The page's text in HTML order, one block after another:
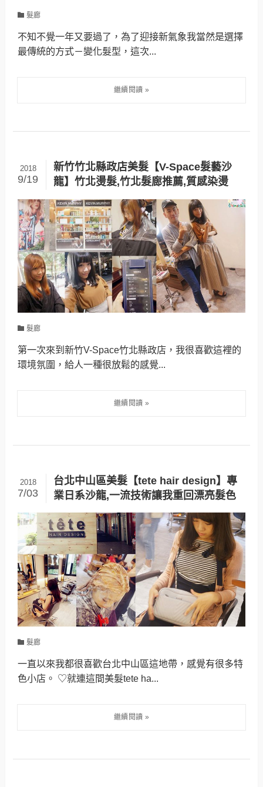
髮廊
不知不覺一年又要過了，為了迎接新氣象我當然是選擇
最傳統的方式－變化髮型，這次...
新竹竹北縣政店美髮【V-Space髮藝沙
龍】竹北燙髮,竹北髮廊推薦,質感染燙
2018
9/19
髮廊
第一次來到新竹V-Space竹北縣政店，我很喜歡這裡的
環境氛圍，給人一種很放鬆的感覺...
台北中山區美髮【tete hair design】專
業日系沙龍,一流技術讓我重回漂亮髮色
2018
7/03
髮廊
一直以來我都很喜歡台北中山區這地帶，感覺有很多特
色小店。 ♡就連這間美髮tete ha...